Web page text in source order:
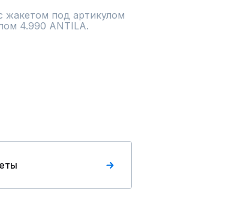
жакетом под артикулом
4.990 ANTILA.